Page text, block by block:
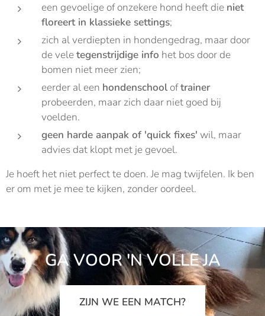
een gevoelige of onzekere hond heeft die niet
floreert in klassieke settings;
zich al verdiepten in hondengedrag, maar door
de veletegenstrijdige info het bos door de
bomen niet meer zien;
eerder al een hondenschool oftrainer
probeerden, maar zich daar niet goed bij
voelden.
geen harde aanpak of 'quick fixes' wil, maar
advies dat klopt met je gevoel.
Je hoeft het niet perfect te doen. Je mag twijfelen. Ik ben
er om met je mee te kijken, zonder oordeel.
GA VOOR 'N VOLLE JA
ZIJN WE EEN MATCH?